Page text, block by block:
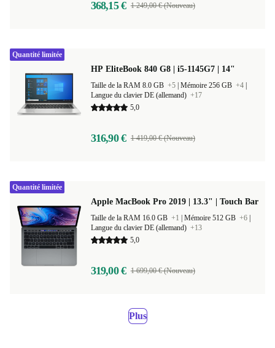
368,15 € 1 249,00 € (Nouveau)
HP EliteBook 840 G8 | i5-1145G7 | 14"
Taille de la RAM 8.0 GB +5 Mémoire 256 GB +4
Langue du clavier DE (allemand) +17
5,0
316,90 € 1 419,00 € (Nouveau)
Quantité limitée
Apple MacBook Pro 2019 | 13.3" | Touch Bar
Taille de la RAM 16.0 GB +1 Mémoire 512 GB +6
Langue du clavier DE (allemand) +13
5,0
319,00 € 1 699,00 € (Nouveau)
Quantité limitée
Plus